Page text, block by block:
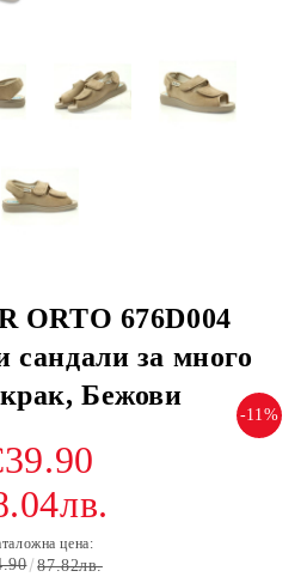
ORTO 676D004
сандали за много
Бежови
-11%
цена:
87.82лв.